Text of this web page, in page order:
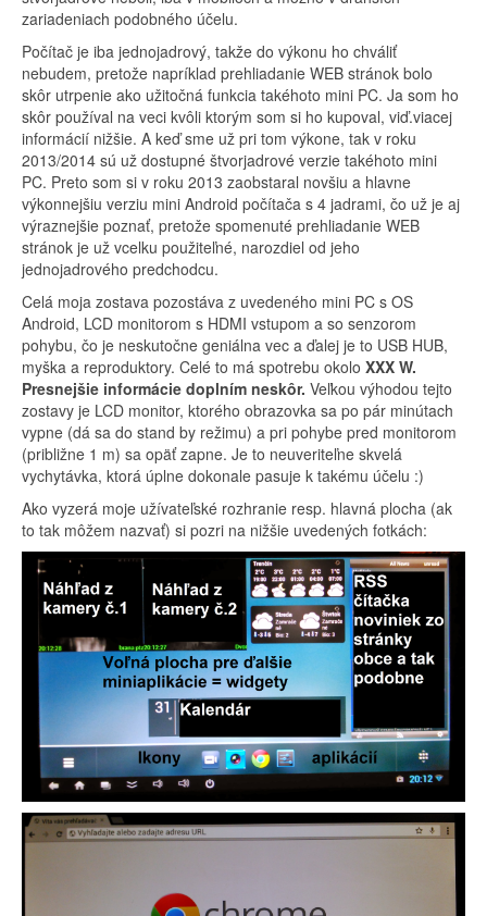
zariadeniach podobného účelu.
Počítač je iba jednojadrový, takže do výkonu ho chváliť
nebudem, pretože napríklad prehliadanie WEB stránok bolo
skôr utrpenie ako užitočná funkcia takéhoto mini PC. Ja som ho
skôr používal na veci kvôli ktorým som si ho kupoval, viď.viacej
informácií nižšie. A keď sme už pri tom výkone, tak v roku
2013/2014 sú už dostupné štvorjadrové verzie takéhoto mini
PC. Preto som si v roku 2013 zaobstaral novšiu a hlavne
výkonnejšiu verziu mini Android počítača s 4 jadrami, čo už je aj
výraznejšie poznať, pretože spomenuté prehliadanie WEB
stránok je už vcelku použiteľné, narozdiel od jeho
jednojadrového predchodcu.
Celá moja zostava pozostáva z uvedeného mini PC s OS
Android, LCD monitorom s HDMI vstupom a so senzorom
pohybu, čo je neskutočne geniálna vec a ďalej je to USB HUB,
myška a reproduktory. Celé to má spotrebu okolo XXX W.
Presnejšie informácie doplním neskôr. Veľkou výhodou tejto
zostavy je LCD monitor, ktorého obrazovka sa po pár minútach
vypne (dá sa do stand by režimu) a pri pohybe pred monitorom
(približne 1 m) sa opäť zapne. Je to neuveriteľne skvelá
vychytávka, ktorá úplne dokonale pasuje k takému účelu :)
Ako vyzerá moje užívateľské rozhranie resp. hlavná plocha (ak
to tak môžem nazvať) si pozri na nižšie uvedených fotkách: